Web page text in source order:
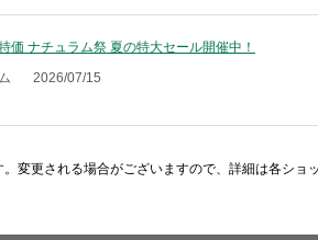
価 ナチュラム祭 夏の特大セール開催中！
2026/07/15
変更される場合がございますので、詳細は各ショ